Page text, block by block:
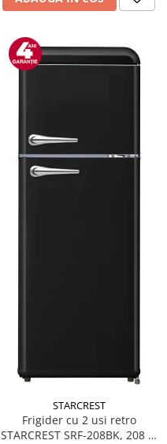
STARCREST
Frigider cu 2 usi retro
STARCREST SRF-208BK, 208 L,